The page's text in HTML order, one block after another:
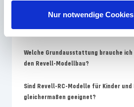
Nur notwendige
Wo finde ich Ersatzteile für
Welche Grundausstattung brauche
den Revell-Modellbau?
Sind Revell-RC-Modelle für Kinder und
gleichermaßen geeignet?